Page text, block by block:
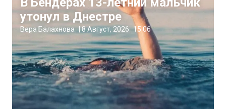
утонул в Днестре
Вера Балахнова |8 Август, 2026 15:06